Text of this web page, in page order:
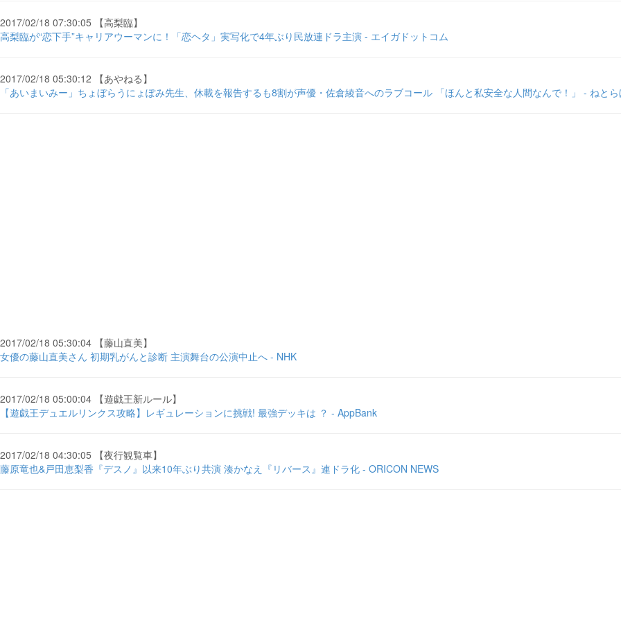
2017/02/18 07:30:05 【高梨臨】
高梨臨が“恋下手”キャリアウーマンに！「恋ヘタ」実写化で4年ぶり民放連ドラ主演 - エイガドットコム
2017/02/18 05:30:12 【あやねる】
「あいまいみー」ちょぼらうにょぽみ先生、休載を報告するも8割が声優・佐倉綾音へのラブコール 「ほんと私安全な人間なんで！」 - ねと
2017/02/18 05:30:04 【藤山直美】
女優の藤山直美さん 初期乳がんと診断 主演舞台の公演中止へ - NHK
2017/02/18 05:00:04 【遊戯王新ルール】
【遊戯王デュエルリンクス攻略】レギュレーションに挑戦! 最強デッキは ？ - AppBank
2017/02/18 04:30:05 【夜行観覧車】
藤原竜也&戸田恵梨香『デスノ』以来10年ぶり共演 湊かなえ『リバース』連ドラ化 - ORICON NEWS